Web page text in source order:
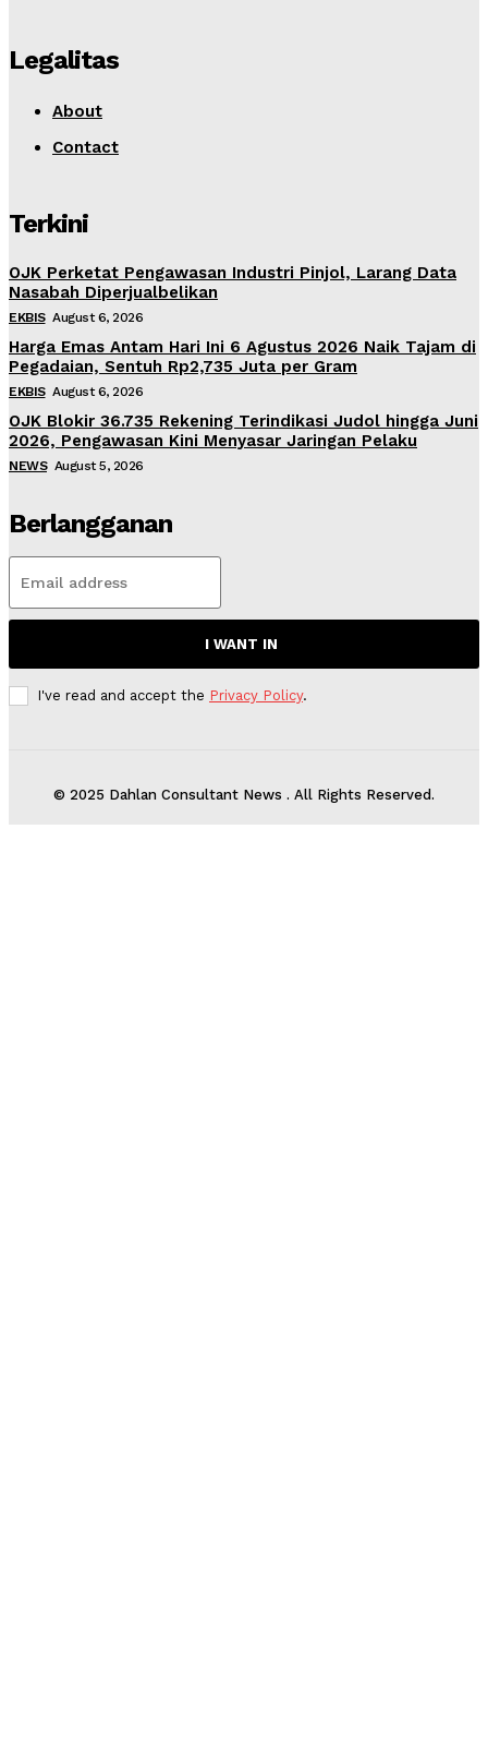
Legalitas
About
Contact
Terkini
OJK Perketat Pengawasan Industri Pinjol, Larang Data
Nasabah Diperjualbelikan
EKBIS August 6, 2026
Harga Emas Antam Hari Ini 6 Agustus 2026 Naik Tajam di
Pegadaian, Sentuh Rp2,735 Juta per Gram
EKBIS August 6, 2026
OJK Blokir 36.735 Rekening Terindikasi Judol hingga Juni
2026, Pengawasan Kini Menyasar Jaringan Pelaku
NEWS August 5, 2026
Berlangganan
I WANT IN
I've read and accept the Privacy Policy.
© 2025 Dahlan Consultant News . All Rights Reserved.